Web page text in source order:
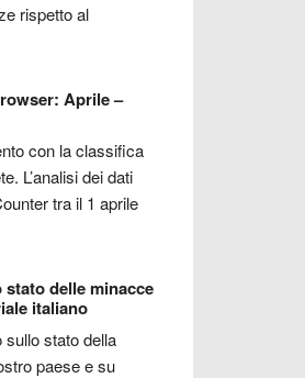
rispetto al
Aprile –
con la classifica
L’analisi dei dati
tra il 1 aprile
delle minacce
italiano
sullo stato della
paese e su